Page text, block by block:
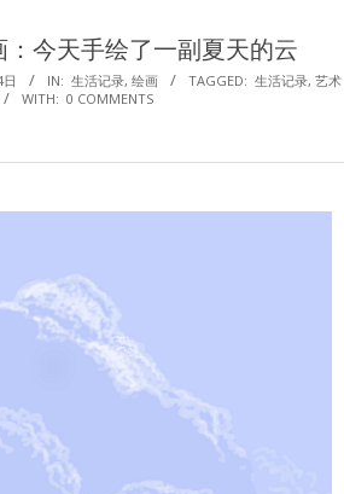
今天手绘了一副夏天的云
IN: 生活记录, 绘画 TAGGED: 生活记录, 艺术
WITH: 0 COMMENTS